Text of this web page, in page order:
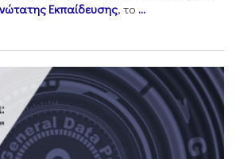
Εκπαίδευσης, το ...